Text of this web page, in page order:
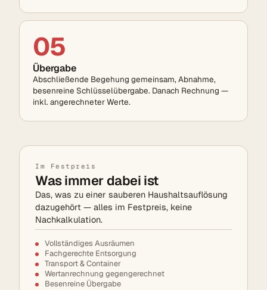
05
Übergabe
Abschließende Begehung gemeinsam, Abnahme,
besenreine Schlüssel­übergabe. Danach Rechnung —
inkl. angerechneter Werte.
Im Festpreis
Was immer dabei ist
Das, was zu einer sauberen Haushaltsauflösung
dazugehört — alles im Festpreis, keine
Nachkalkulation.
Vollständiges Ausräumen
Fachgerechte Entsorgung
Transport & Container
Wertanrechnung gegengerechnet
Besenreine Übergabe